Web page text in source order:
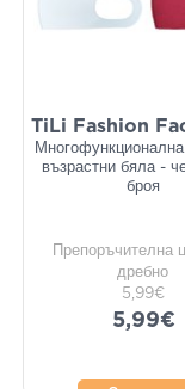
TiLi Fashion
възрастни бяла -
броя
Препоръчителна
дребно
5,99€
5,99€